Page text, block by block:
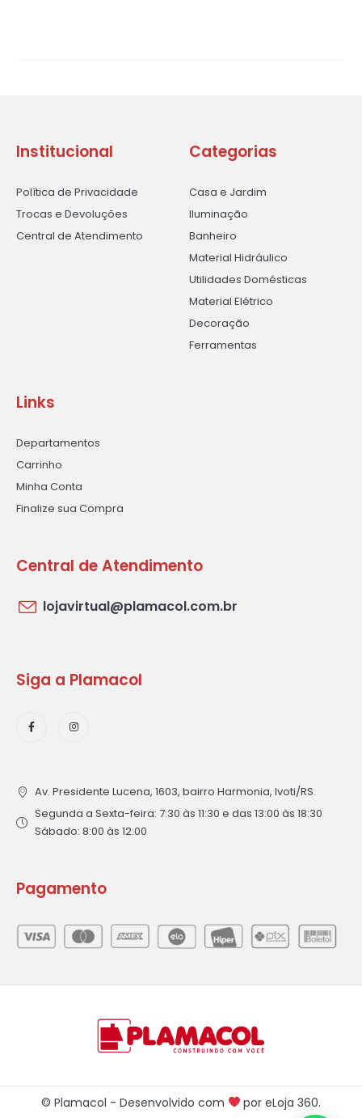
Institucional
Política de Privacidade
Trocas e Devoluções
Central de Atendimento
Categorias
Casa e Jardim
Iluminação
Banheiro
Material Hidráulico
Utilidades Domésticas
Material Elétrico
Decoração
Ferramentas
Links
Departamentos
Carrinho
Minha Conta
Finalize sua Compra
Central de Atendimento
lojavirtual@plamacol.com.br
Siga a Plamacol
Av. Presidente Lucena, 1603, bairro Harmonia, Ivoti/RS.
Segunda a Sexta-feira: 7:30 às 11:30 e das 13:00 às 18:30
Sábado: 8:00 às 12:00
Pagamento
© Plamacol - Desenvolvido com poreLoja 360.